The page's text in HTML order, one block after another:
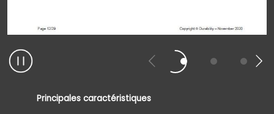
Principales caractéristiques